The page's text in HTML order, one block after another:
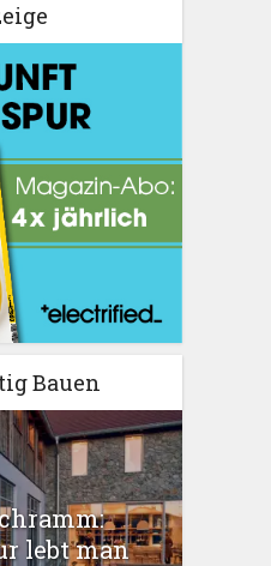
Bauen
lebt man